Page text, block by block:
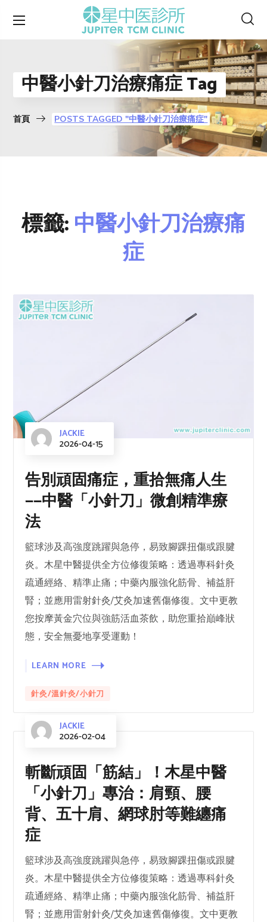
中醫小針刀治療痛症 Tag
首頁 POSTS TAGGED "中醫小針刀治療痛症"
標籤:中醫小針刀治療痛
症
JACKIE
2026-04-15
告別頑固痛症，重拾無痛人生
——中醫「小針刀」微創精準療
法
籃球涉及高強度跳躍與急停，易致腳踝扭傷或跟腱
炎。木星中醫提供全方位修復策略：透過專科針灸
疏通經絡、精準止痛；中藥內服強化筋骨、補益肝
腎；並應用雷射針灸/艾灸加速舊傷修復。文中更教
您按摩黃金穴位與強筋活血茶飲，助您重拾巔峰狀
態，安全無憂地享受運動！
LEARN MORE
針灸/溫針灸/小針刀
JACKIE
2026-02-04
斬斷頑固「筋結」！木星中醫
「小針刀」專治：肩頸、腰
背、五十肩、網球肘等難纏痛
症
籃球涉及高強度跳躍與急停，易致腳踝扭傷或跟腱
炎。木星中醫提供全方位修復策略：透過專科針灸
疏通經絡、精準止痛；中藥內服強化筋骨、補益肝
腎；並應用雷射針灸/艾灸加速舊傷修復。文中更教